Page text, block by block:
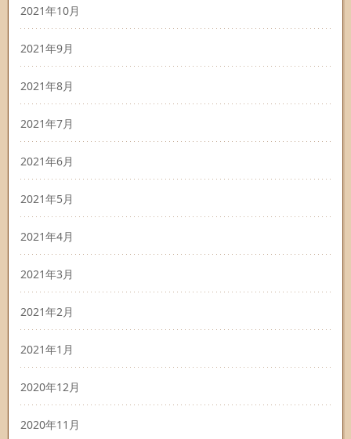
2021年10月
2021年9月
2021年8月
2021年7月
2021年6月
2021年5月
2021年4月
2021年3月
2021年2月
2021年1月
2020年12月
2020年11月